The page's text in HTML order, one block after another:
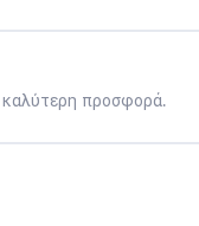
καλύτερη προσφορά.